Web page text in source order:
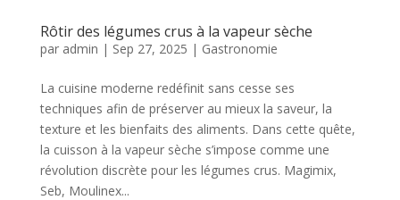
Rôtir des légumes crus à la vapeur sèche
par admin | Sep 27, 2025 | Gastronomie
La cuisine moderne redéfinit sans cesse ses
techniques afin de préserver au mieux la saveur, la
texture et les bienfaits des aliments. Dans cette quête,
la cuisson à la vapeur sèche s’impose comme une
révolution discrète pour les légumes crus. Magimix,
Seb, Moulinex...